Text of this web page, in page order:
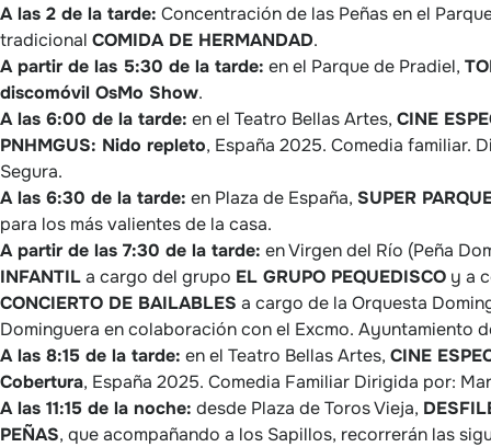
A las 2 de la tarde: Concentración de las Peñas en el
tradicional COMIDA DE HERMANDAD.
A partir de las 5:30 de la tarde: en el Parque de Pradiel,
discomóvil OsMo Show.
A las 6:00 de la tarde: en el Teatro Bellas Artes, CINE
PNHMGUS: Nido repleto, España 2025. Comedia familiar.
Segura.
A las 6:30 de la tarde: en Plaza de España, SUPER
para los más valientes de la casa.
A partir de las 7:30 de la tarde: en Virgen del Río (Peña
INFANTILa cargo del grupo EL GRUPO PEQUEDISCO y a
CONCIERTO DE BAILABLES a cargo de la Orquesta
Dominguera en colaboración con el Excmo. Ayuntamiento
A las 8:15 de la tarde: en el Teatro Bellas Artes, CINE
Cobertura, España 2025. Comedia Familiar Dirigida por:
A las 11:15 de la noche: desde Plaza de Toros Vieja,
PEÑAS, que acompañando a los Sapillos, recorrerán las